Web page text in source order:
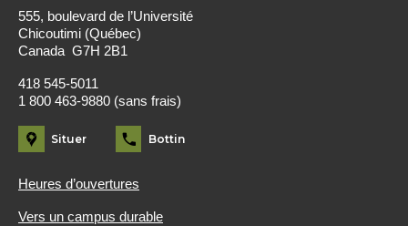
555, boulevard de l’Université
Chicoutimi (Québec)
Canada G7H 2B1
418 545-5011
1 800 463-9880 (sans frais)
Situer Bottin
Heures d’ouvertures
Vers un campus durable